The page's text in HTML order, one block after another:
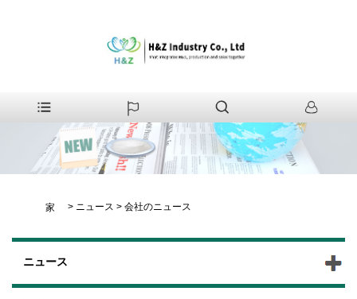
家 > ニュース > 会社のニュース
ニュース